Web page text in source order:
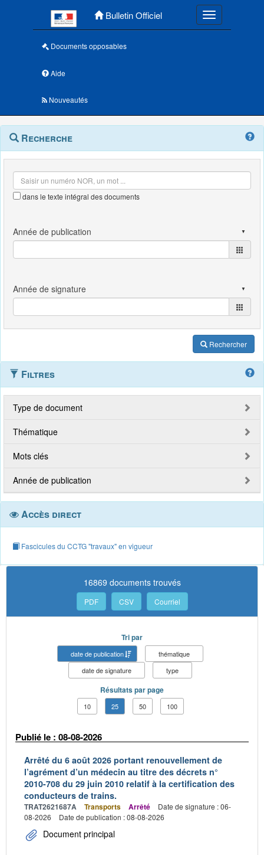
Bulletin Officiel Toggle
Documents opposables
Aide
Nouveautés
Navigation
outils
Menu
contextuel
Recherche
dans le texte intégral des documents
Rechercher
Filtres
Type de document
Thématique
Mots clés
Année de publication
Accès direct
Fascicules du CCTG "travaux" en vigueur
16869 documents trouvés
PDF CSV Courriel
Tri par
date de publication
thématique
date de signature
type
Résultats par page
10 25 50 100
Publié le : 08-08-2026
Arrêté du 6 août 2026 portant renouvellement de
l’agrément d’un médecin au titre des décrets n°
2010-708 du 29 juin 2010 relatif à la certification des
conducteurs de trains.
TRAT2621687A Transports Arrêté
Date de signature : 06-
08-2026
Date de publication : 08-08-2026
Document principal